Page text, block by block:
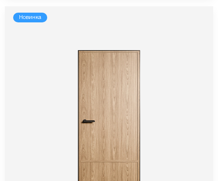
Новинка